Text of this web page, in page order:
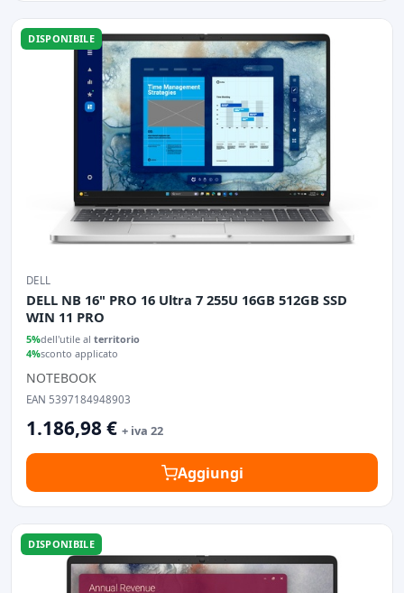
DISPONIBILE
DELL
DELL NB 16" PRO 16 Ultra 7 255U 16GB 512GB SSD
WIN 11 PRO
5%dell'utile al territorio
4%sconto applicato
NOTEBOOK
EAN 5397184948903
1.186,98 € + iva 22
Aggiungi
DISPONIBILE